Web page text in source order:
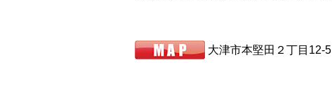
大津市本堅田２丁目12-5